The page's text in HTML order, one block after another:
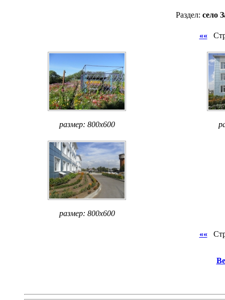
Раздел: село
««
размер: 800x600
размер: 800x600
««